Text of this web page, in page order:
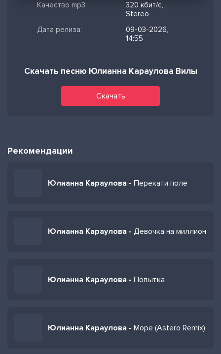
Качество mp3:
320 кбит/с,
Stereo
Дата релиза:
09-03-2026,
14:55
Скачать песню Юлианна Караулова Вилы
Скачать
Рекомендации
Юлианна Караулова - Перекати поле
Юлианна Караулова - Девочка на миллион
Юлианна Караулова - Попытка
Юлианна Караулова - Море (Astero Remix)